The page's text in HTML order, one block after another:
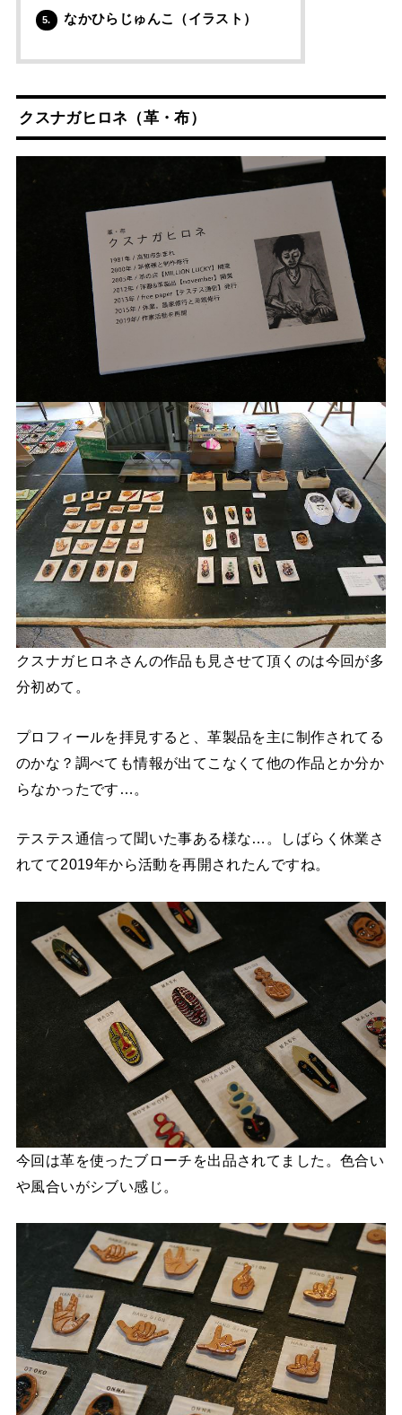
5. なかひらじゅんこ（イラスト）
クスナガヒロネ （革・布）
クスナガヒロネさんの作品も見させて頂くのは今回が多
分初めて。
プロフィールを拝見すると、革製品を主に制作されてる
のかな？調べても情報が出てこなくて他の作品とか分か
らなかったです…。
テステス通信って聞いた事ある様な…。しばらく休業さ
れてて2019年から活動を再開されたんですね。
今回は革を使ったブローチを出品されてました。色合い
や風合いがシブい感じ。